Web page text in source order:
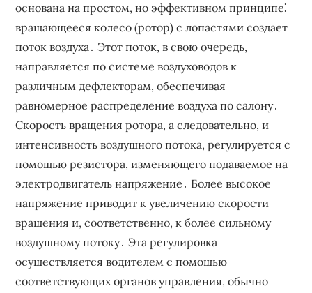
основана на простом, но эффективном принципе⁚
вращающееся колесо (ротор) с лопастями создает
поток воздуха․ Этот поток, в свою очередь,
направляется по системе воздуховодов к
различным дефлекторам, обеспечивая
равномерное распределение воздуха по салону․
Скорость вращения ротора, а следовательно, и
интенсивность воздушного потока, регулируется с
помощью резистора, изменяющего подаваемое на
электродвигатель напряжение․ Более высокое
напряжение приводит к увеличению скорости
вращения и, соответственно, к более сильному
воздушному потоку․ Эта регулировка
осуществляется водителем с помощью
соответствующих органов управления, обычно